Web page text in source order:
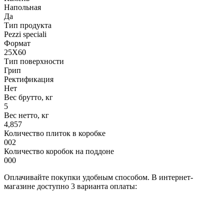
Напольная
Да
Тип продукта
Pezzi speciali
Формат
25X60
Тип поверхности
Грип
Ректификация
Нет
Вес брутто, кг
5
Вес нетто, кг
4,857
Количество плиток в коробке
002
Количество коробок на поддоне
000
Оплачивайте покупки удобным способом. В интернет-
магазине доступно 3 варианта оплаты: